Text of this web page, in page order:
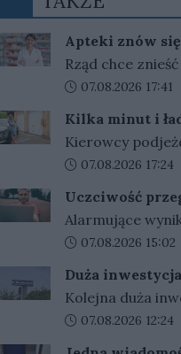
Apteki znów
Ale nie bez
Rząd chce
zakaz reklamy
programy
zakupowa i
Data dodania
07.08.2026 17:41
Kilka minut i
działa.
sposób na
kosztem
Kierowcy
ładowarek i
Kradzieże kabli
straty
dziesiątek tysięcy
Data dodania
07.08.2026 17:24
Uczciwość
pieniędzmi. Tak
finansowe
Alarmujące
Polacy coraz
przekręty.
najłatwiej
nieuczciwe
Data dodania
07.08.2026 15:02
Duża
Gorzowie.
czas na prace
Kolejna duża
Gorzowie jest
Data dodania
07.08.2026 12:24